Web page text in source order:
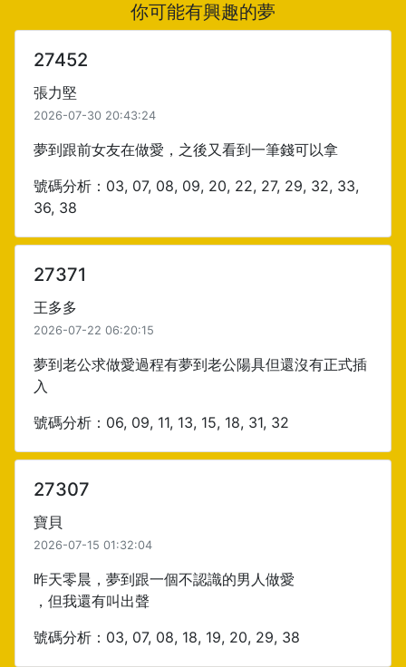
你可能有興趣的夢
27452
張力堅
2026-07-30 20:43:24
夢到跟前女友在做愛，之後又看到一筆錢可以拿
號碼分析：03, 07, 08, 09, 20, 22, 27, 29, 32, 33,
36, 38
27371
王多多
2026-07-22 06:20:15
夢到老公求做愛過程有夢到老公陽具但還沒有正式插
入
號碼分析：06, 09, 11, 13, 15, 18, 31, 32
27307
寶貝
2026-07-15 01:32:04
昨天零晨，夢到跟一個不認識的男人做愛
，但我還有叫出聲
號碼分析：03, 07, 08, 18, 19, 20, 29, 38